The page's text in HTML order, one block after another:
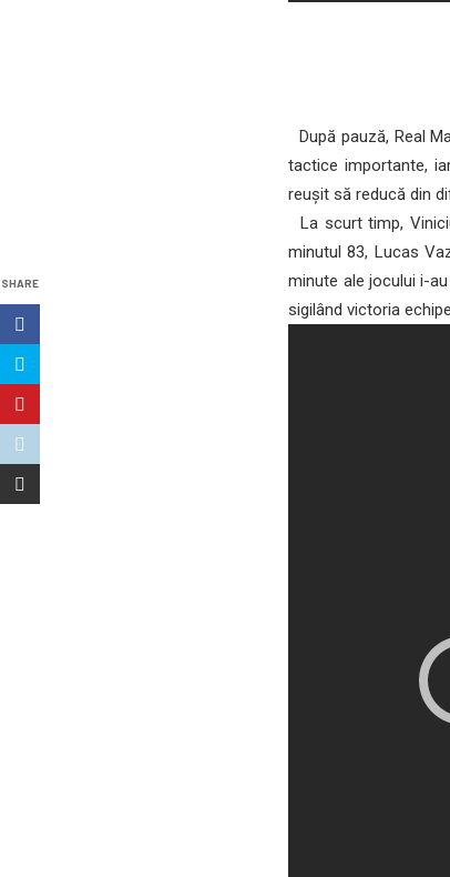
SHARE
După pauză, Real
tactice importante,
reușit să reducă din
La scurt timp,
minutul 83, Lucas
minute ale jocului i-
sigilând victoria